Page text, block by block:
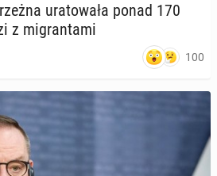
ura­to­wa­ła ponad 170
z mi­gran­ta­mi
100